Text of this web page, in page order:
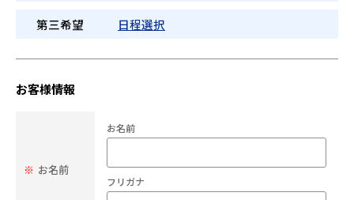
第三希望 日程選択
お客様情報
※ お名前
お名前
フリガナ